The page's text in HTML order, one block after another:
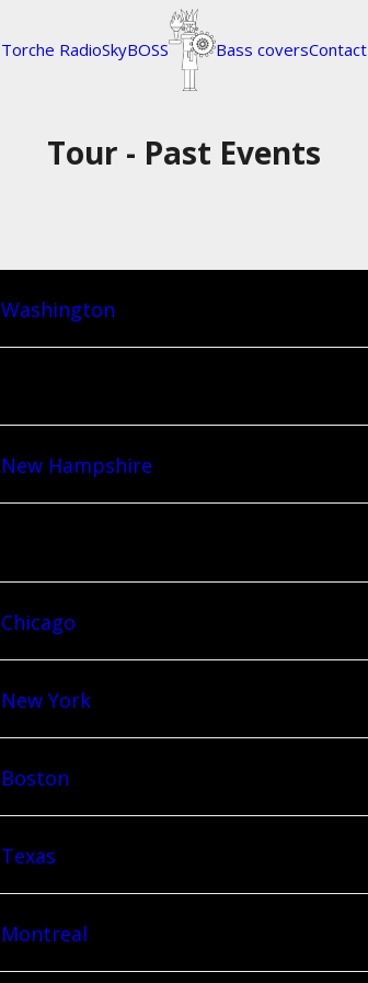
Torche RadioSkyBOSS Bass coversContact
Tour - Past Events
Washington
New Hampshire
Chicago
New York
Boston
Texas
Montreal